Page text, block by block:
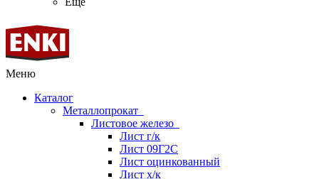
Меню
Каталог
Металлопрокат
Листовое железо
Лист г/к
Лист 09Г2С
Лист оцинкованный
Лист х/к